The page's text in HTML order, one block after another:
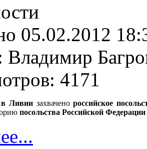
05.02.2012
Владимир
4171
в Ливиизахваченороссийское
посольства Российской Федерации